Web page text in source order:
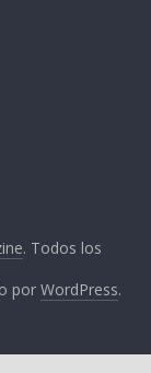
. Todos los
por WordPress.